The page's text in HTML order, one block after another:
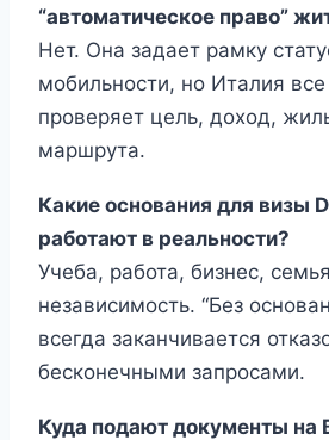
“автоматическое право”
Нет. Она задает рамку
мобильности, но Италия
проверяет цель, доход,
маршрута.
Какие основания для визы
работают в реальности?
Учеба, работа, бизнес,
независимость. “Без
всегда заканчивается
бесконечными запросами.
Куда подают документы